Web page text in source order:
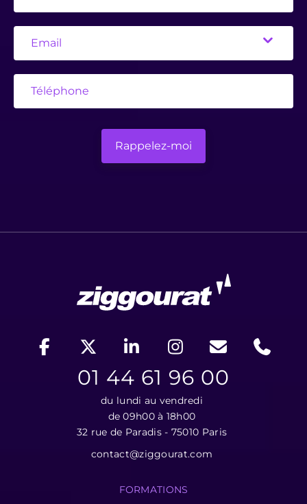
01 44 61 96 00
du lundi au vendredi
de 09h00 à 18h00
32 rue de Paradis - 75010 Paris
contact@ziggourat.com
FORMATIONS